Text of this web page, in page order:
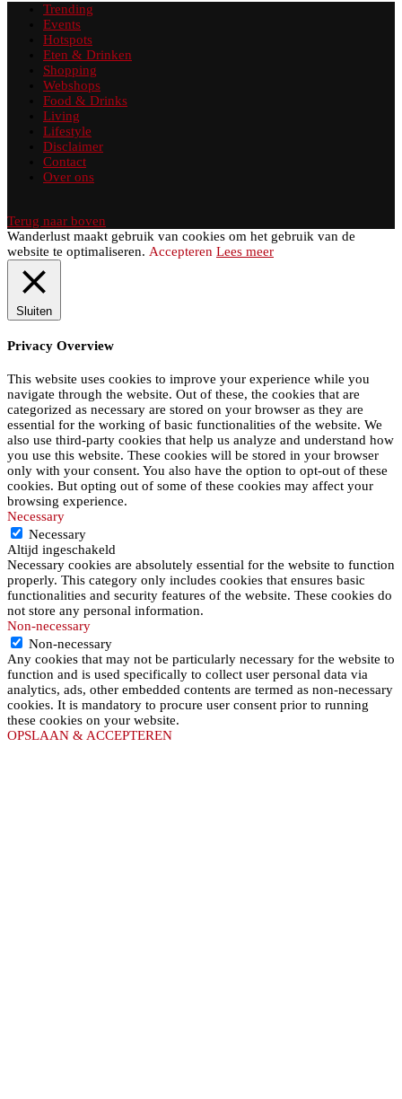
Trending
Events
Hotspots
Eten & Drinken
Shopping
Webshops
Food & Drinks
Living
Lifestyle
Disclaimer
Contact
Over ons
Terug naar boven
Wanderlust maakt gebruik van cookies om het gebruik van de
website te optimaliseren. Accepteren Lees meer
Sluiten
Privacy Overview
This website uses cookies to improve your experience while you
navigate through the website. Out of these, the cookies that are
categorized as necessary are stored on your browser as they are
essential for the working of basic functionalities of the website. We
also use third-party cookies that help us analyze and understand how
you use this website. These cookies will be stored in your browser
only with your consent. You also have the option to opt-out of these
cookies. But opting out of some of these cookies may affect your
browsing experience.
Necessary
Necessary
Altijd ingeschakeld
Necessary cookies are absolutely essential for the website to function
properly. This category only includes cookies that ensures basic
functionalities and security features of the website. These cookies do
not store any personal information.
Non-necessary
Non-necessary
Any cookies that may not be particularly necessary for the website to
function and is used specifically to collect user personal data via
analytics, ads, other embedded contents are termed as non-necessary
cookies. It is mandatory to procure user consent prior to running
these cookies on your website.
OPSLAAN & ACCEPTEREN